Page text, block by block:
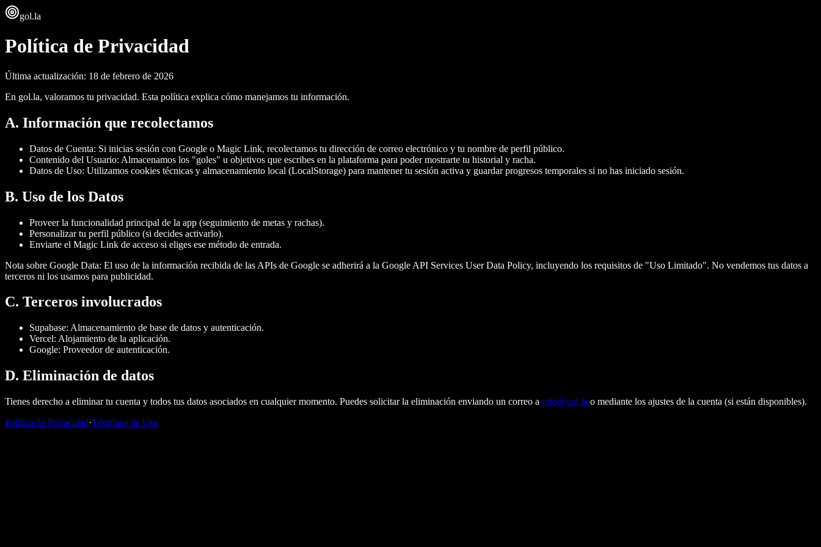
gol.la
Política de Privacidad
Última actualización: 18 de febrero de 2026
En gol.la, valoramos tu privacidad. Esta política explica cómo manejamos tu información.
A. Información que recolectamos
Datos de Cuenta: Si inicias sesión con Google o Magic Link, recolectamos tu dirección de correo electrónico y tu nombre de perfil público.
Contenido del Usuario: Almacenamos los "goles" u objetivos que escribes en la plataforma para poder mostrarte tu historial y racha.
Datos de Uso: Utilizamos cookies técnicas y almacenamiento local (LocalStorage) para mantener tu sesión activa y guardar progresos temporales si no has iniciado sesión.
B. Uso de los Datos
Proveer la funcionalidad principal de la app (seguimiento de metas y rachas).
Personalizar tu perfil público (si decides activarlo).
Enviarte el Magic Link de acceso si eliges ese método de entrada.
Nota sobre Google Data: El uso de la información recibida de las APIs de Google se adherirá a la Google API Services User Data Policy, incluyendo los requisitos de "Uso Limitado". No vendemos tus datos a
terceros ni los usamos para publicidad.
C. Terceros involucrados
Supabase: Almacenamiento de base de datos y autenticación.
Vercel: Alojamiento de la aplicación.
Google: Proveedor de autenticación.
D. Eliminación de datos
Tienes derecho a eliminar tu cuenta y todos tus datos asociados en cualquier momento. Puedes solicitar la eliminación enviando un correo a info@gol.la o mediante los ajustes de la cuenta (si están disponibles).
Política de Privacidad·Términos de Uso